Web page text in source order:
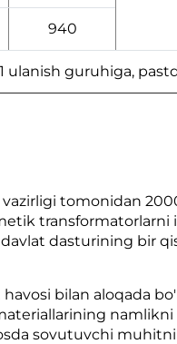
940
guruhiga,
tomonidan
transformatorlarni
dasturining bir
bilan aloqada
sovutuvchi